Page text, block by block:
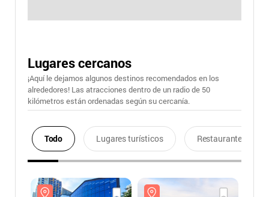
Lugares cercanos
¡Aquí le dejamos algunos destinos recomendados en los
alrededores! Las atracciones dentro de un radio de 50
kilómetros están ordenadas según su cercanía.
Todo Lugares turísticos Restaurantes